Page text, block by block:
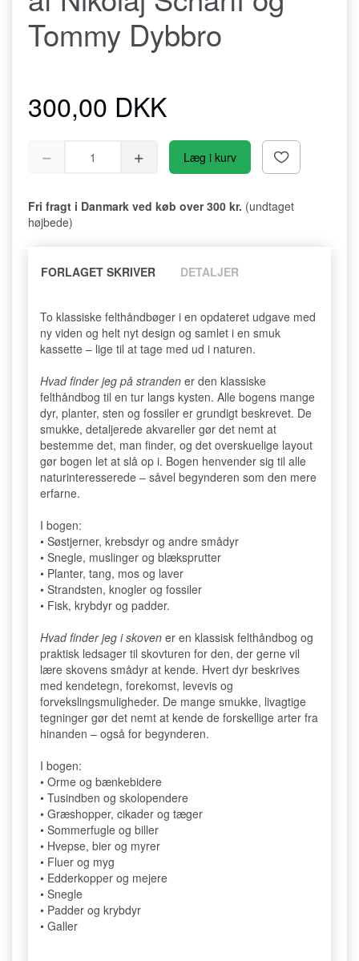
Tommy Dybbro
300,00 DKK
Læg i kurv
Fri fragt i Danmark ved køb over 300 kr. (undtaget
højbede)
FORLAGET SKRIVER DETALJER
To klassiske felthåndbøger i en opdateret udgave med
ny viden og helt nyt design og samlet i en smuk
kassette – lige til at tage med ud i naturen.
Hvad finder jeg på stranden er den klassiske
felthåndbog til en tur langs kysten. Alle bogens mange
dyr, planter, sten og fossiler er grundigt beskrevet. De
smukke, detaljerede akvareller gør det nemt at
bestemme det, man finder, og det overskuelige layout
gør bogen let at slå op i. Bogen henvender sig til alle
naturinteresserede – såvel begynderen som den mere
erfarne.
I bogen:
• Søstjerner, krebsdyr og andre smådyr
• Snegle, muslinger og blæksprutter
• Planter, tang, mos og laver
• Strandsten, knogler og fossiler
• Fisk, krybdyr og padder.
Hvad finder jeg i skoven er en klassisk felthåndbog og
praktisk ledsager til skovturen for den, der gerne vil
lære skovens smådyr at kende. Hvert dyr beskrives
med kendetegn, forekomst, levevis og
forvekslingsmuligheder. De mange smukke, livagtige
tegninger gør det nemt at kende de forskellige arter fra
hinanden – også for begynderen.
I bogen:
• Orme og bænkebidere
• Tusindben og skolopendere
• Græshopper, cikader og tæger
• Sommerfugle og biller
• Hvepse, bier og myrer
• Fluer og myg
• Edderkopper og mejere
• Snegle
• Padder og krybdyr
• Galler